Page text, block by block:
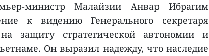
министр Малайзии Анвар Ибрагим
к видению Генерального секретаря
защиту стратегической автономии и
Он выразил надежду, что наследие